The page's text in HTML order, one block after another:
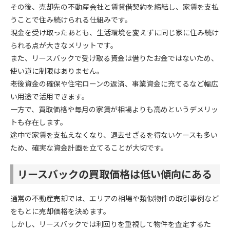
その後、売却先の不動産会社と賃貸借契約を締結し、家賃を支払
うことで住み続けられる仕組みです。
現金を受け取ったあとも、生活環境を変えずに同じ家に住み続け
られる点が大きなメリットです。
また、リースバックで受け取る資金は借りたお金ではないため、
使い道に制限はありません。
老後資金の確保や住宅ローンの返済、事業資金に充てるなど幅広
い用途で活用できます。
一方で、買取価格や毎月の家賃が相場よりも高めというデメリッ
トも存在します。
途中で家賃を支払えなくなり、退去せざるを得ないケースも多い
ため、確実な資金計画を立てることが大切です。
リースバックの買取価格は低い傾向にある
通常の不動産売却では、エリアの相場や類似物件の取引事例など
をもとに売却価格を決めます。
しかし、リースバックでは利回りを重視して物件を査定するた